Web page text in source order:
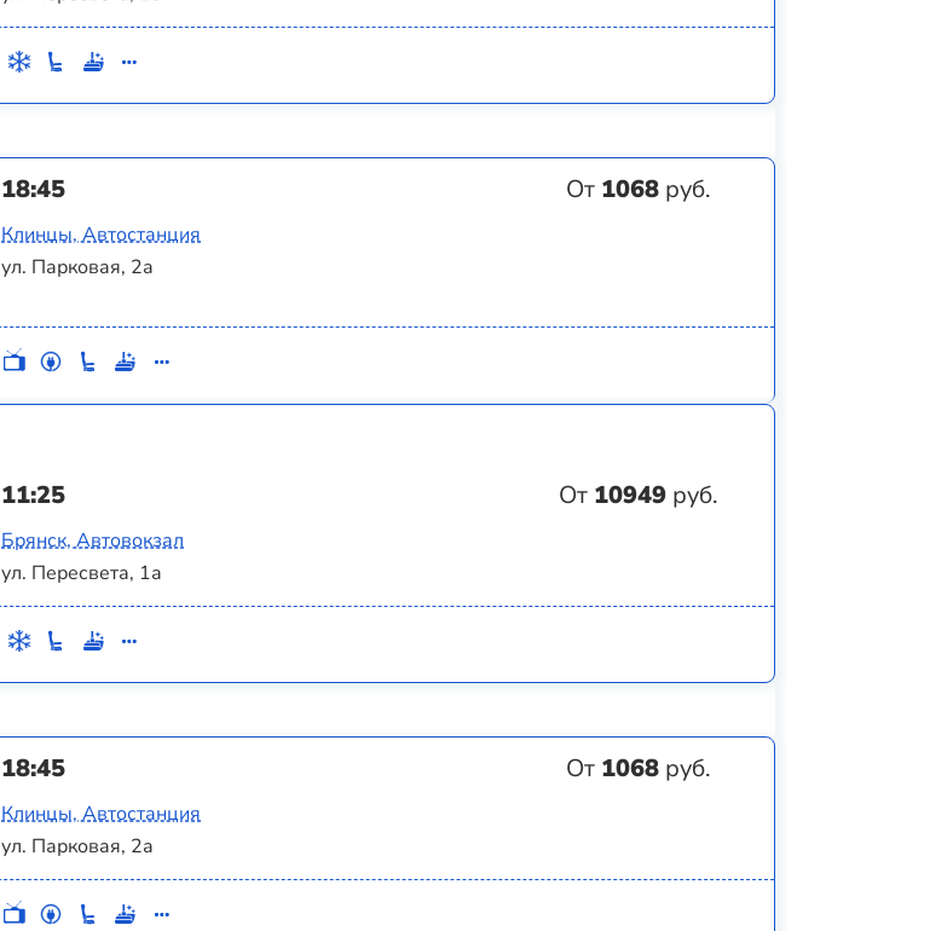
18:45 От 1068 руб.
Клинцы, Автостанция
ул. Парковая, 2а
11:25 От 10949 руб.
Брянск, Автовокзал
ул. Пересвета, 1а
18:45 От 1068 руб.
Клинцы, Автостанция
ул. Парковая, 2а